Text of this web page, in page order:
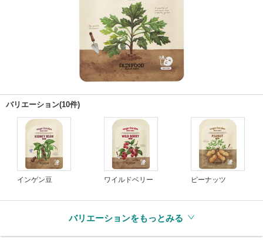
バリエーション(10件)
インゲン豆 ワイルドベリー ピーナッツ
バリエーションをもっとみる